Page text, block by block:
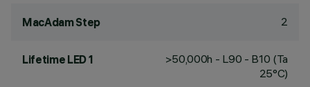
MacAdam Step 2
Lifetime LED 1
>50,000h - L90 - B10 (Ta
25°C)